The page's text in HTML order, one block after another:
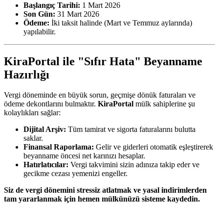
Başlangıç Tarihi: 1 Mart 2026
Son Gün: 31 Mart 2026
Ödeme: İki taksit halinde (Mart ve Temmuz aylarında)
yapılabilir.
KiraPortal ile "Sıfır Hata" Beyanname
Hazırlığı
Vergi döneminde en büyük sorun, geçmişe dönük faturaları ve
ödeme dekontlarını bulmaktır. KiraPortal mülk sahiplerine şu
kolaylıkları sağlar:
Dijital Arşiv: Tüm tamirat ve sigorta faturalarını bulutta
saklar.
Finansal Raporlama: Gelir ve giderleri otomatik eşleştirerek
beyanname öncesi net karınızı hesaplar.
Hatırlatıcılar: Vergi takvimini sizin adınıza takip eder ve
gecikme cezası yemenizi engeller.
Siz de vergi dönemini stressiz atlatmak ve yasal indirimlerden
tam yararlanmak için hemen mülkünüzü sisteme kaydedin.